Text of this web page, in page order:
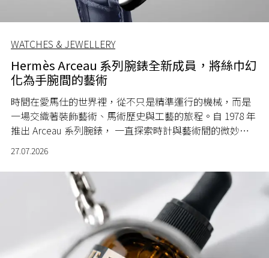
WATCHES & JEWELLERY
Hermès Arceau 系列腕錶全新成員，將絲巾幻
化為手腕間的藝術
時間在愛馬仕的世界裡，從不只是精準運行的機械，而是
一場交織著裝飾藝術、馬術歷史與工藝的旅程。自 1978 年
推出 Arceau 系列腕錶， 一直探索時計與藝術間的微妙關
27.07.2026